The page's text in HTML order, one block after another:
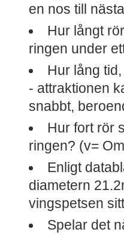
en nos till
Hur långt
ringen under
Hur lång
- attraktionen
snabbt,
Hur fort rör
ringen? (v=
Enligt
diametern
vingspetsen
Spelar det